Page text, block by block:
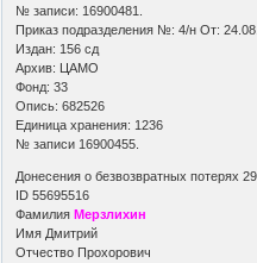
№ записи: 16900481.
Приказ подразделения №: 4/н От:
Издан: 156 сд
Архив: ЦАМО
Фонд: 33
Опись: 682526
Единица хранения: 1236
№ записи 16900455.
Донесения о безвозвратных потерях
ID 55695516
ФамилияМерзлихин
Имя Дмитрий
Отчество Прохорович